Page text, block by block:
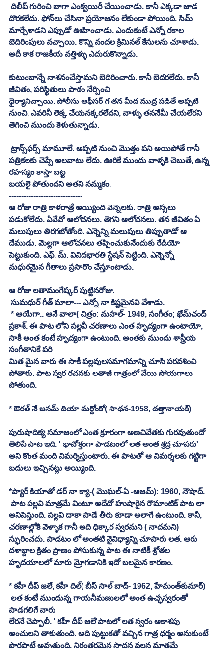
దొరకలేదు. ఫోన్‌లు చేసినా ప్రయోజనం లేకుండా పోయింది. సిమ్‌
మార్చేశాడని ఎప్పుడో ఊహించాడు. ఎందుకంటే ఎన్నో రకాల
బెదిరింపులు వచ్చాయి. కొన్ని వందల క్రిమినల్‌ కేసులను చూశాడు.
అదీ కాక రాజకీయ వత్తిళ్ళు ఎదురుకొన్నాడు.
కుటుంబాన్నే నాశనంచేస్తామని బెదిరించారు. కానీ బెదరలేదు. కానీ
జీవితం, పరిస్థితులు పాఠం నేర్పించి
ధైర్యానిచ్చాయి. పోలీసు ఆఫీసర్‌ గ తన మీద ముద్ర పడితే అప్పటి
నుంచి, ఎవరినీ లెక్క చేయనక్కరలేదని, వాళ్ళు తననేమీ చేయలేరని
తెగించి ముందు కెళుతున్నాడు.
పత్రికలకు చెప్పే అలవాటు లేదు. ఊరికే ముందు వాళ్ళకి చెబుతే, ఉన్న
రహస్యం కాస్తా బట్ట
బయలై పోతుందని అతని నమ్మకం.
------------------------------
ఆ రోజు రాత్రి కాళరాత్రే అయ్యింది వెన్నెలకు. రాత్రి అస్సలు
పడుకోలేదు. ఏవేవో ఆలోచనలు. తెగని ఆలోచనలు. తన జీవితం ఏ
మలుపులు తిరగబోతోంది. ఎన్నెన్ని మలుపులు తిప్పుతాడో ఆ
దేముడు. మెల్లగా ఆలోచనలు తప్పించుకునేందుకు రేడియో
పెట్టుకుంది. ఎఫ్‌. మ్‌. వివిదభారతి స్టేషన్‌ పెట్టింది. ఎన్నెన్నో
మధురమైన గీతాలు ప్రసారొం చేస్తూంటాడు.
ఆ రోజు లతామంగేష్కర్‌ పుట్టినరోజు.
సుమధుర్‌ గీత్‌ మాలా--- ఎన్నో నా కిష్టమైనవి వేశాడు.
ప్రకాశ్‌. ఈ పాట లోని పల్లవీ చరణాలు ఎంత హృద్యంగా ఉంటాయో,
సాకీ అంత కంటే హృద్యంగా ఉంటుంది. అంతకు ముందు శాస్త్రీయ
సంగీతానికే పరి
మిత మైన వారు ఈ సాకీ పల్లవులసమాగమాన్ని చూసి పరవశించి
పోతారు. పాట స్వర రచనకు లతాజీ గాత్రంలో వేయి సోయగాలు
పోతుంది.
* ఔరత్‌ నే జనమ్‌ దియా మర్దోంకో( సాధన-1958, దత్తానాయక్‌)
పురుషాదిక్య సమాజంలో ఎంత క్రూరంగా అణచివేతకు గురవుతుందో
తెలిపే పాట ఇది. ' భావోక్తంగా పాడటంలో లత అంత శ్రద్ర చూపరు'
అని కొంత మంది విమర్శిస్తుంటారు. ఈ పాటతో ఆ విమర్శలకు గట్టిగా
బదులు ఇచ్చినట్లు అయ్యింది.
*ప్యార్‌ కియాతో డర్‌ నా క్యా-( మొఘల్‌-ఏ -ఆజమ్‌): 1960, నౌషాద్‍.
అనిపిస్తుంది. పల్లవి దాకా పాడే తీరు కూడా అలాగే ఉంటుంది. కానీ,
చరణాల్లోకి వెళ్ళాక గానీ అది ధిక్కార స్వరమని ( నాదమని)
స్ఫురించదు. పాడటం లో అంతటి వైవిధ్యాన్ని చూపారు లత. ఆరు
దశాబ్దాల క్రితం ప్రాణం పోసుకున్న పాట ఈ నాటికీ శ్రోతల
హృదయాలలో మారు మ్రోగడానికి ఇదో బలమైన కారణం.
* కహీ దీప్‌ జలే, కహీ దిల్‌( బీస్‌ సాల్‌ బాద్‍- 1962, హేమంత్‌కుమార్‌)
పాడగలిగే వారు
లేరనే చెప్పాలీ. ' కహీ దీప్‌ జలే'పాటలో లత స్వరం ఆకాశపు
అంచులని తాకుతుంది. అది పుట్టుకతో వచ్చిన గాత్ర ధర్మం అనుకుంటే
పొరపాటే అవుతుంది. నిరంతరమైన సాధన వలన మాత్రమే